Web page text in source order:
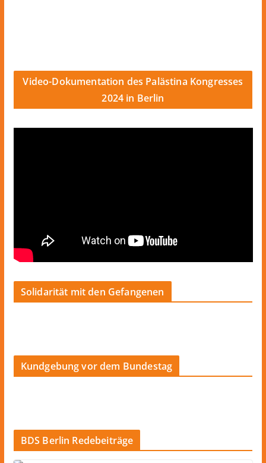
Video-Dokumentation des Palästina Kongresses
2024 in Berlin
Solidarität mit den Gefangenen
Kundgebung vor dem Bundestag
BDS Berlin Redebeiträge